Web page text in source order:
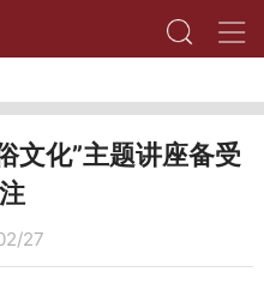
文化”主题讲座备受
27